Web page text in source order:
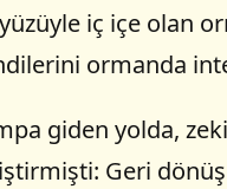
iç içe olan
ormanda
giden yolda,
Geri